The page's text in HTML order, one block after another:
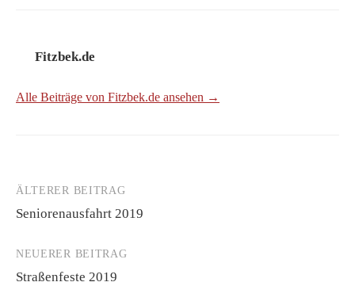
Fitzbek.de
Alle Beiträge von Fitzbek.de ansehen →
Beitrags-
Navigation
ÄLTERER BEITRAG
Seniorenausfahrt 2019
NEUERER BEITRAG
Straßenfeste 2019